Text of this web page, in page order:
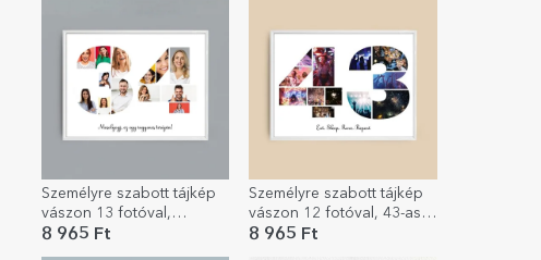
Személyre szabott tájkép
vászon 13 fotóval,
modellszám 34 és
8 965 Ft
Személyre szabott tájkép
vászon 12 fotóval, 43-as
modellszámmal és
8 965 Ft